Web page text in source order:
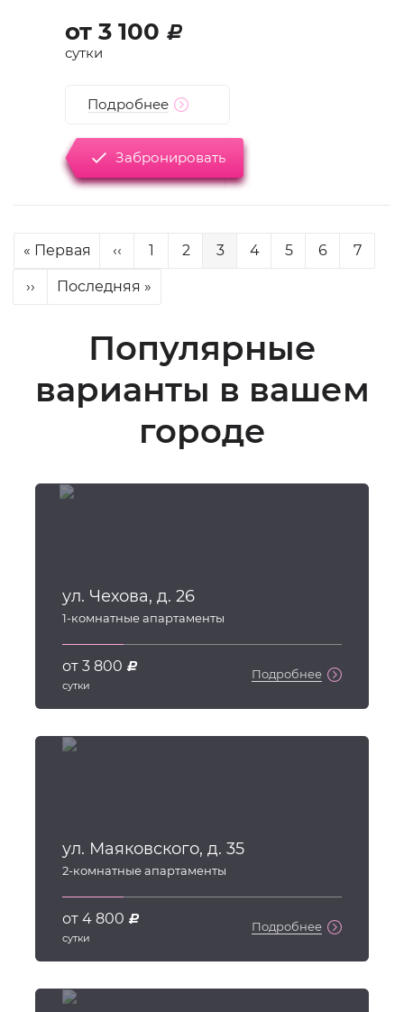
от 3 100 d
сутки
Подробнее
Забронировать
Нумерация
страниц
Первая
« Первая
Предыдущая
‹‹ Page
1 Page
2
Текущая
3 Page
4 Page
5 Page
6 Page
7
Следующая
››
Последняя
Последняя »
Популярные
варианты в вашем
городе
ул. Чехова, д. 26
1-комнатные апартаменты
от 3 800 d
сутки
Подробнее
ул. Маяковского, д. 35
2-комнатные апартаменты
от 4 800 d
сутки
Подробнее